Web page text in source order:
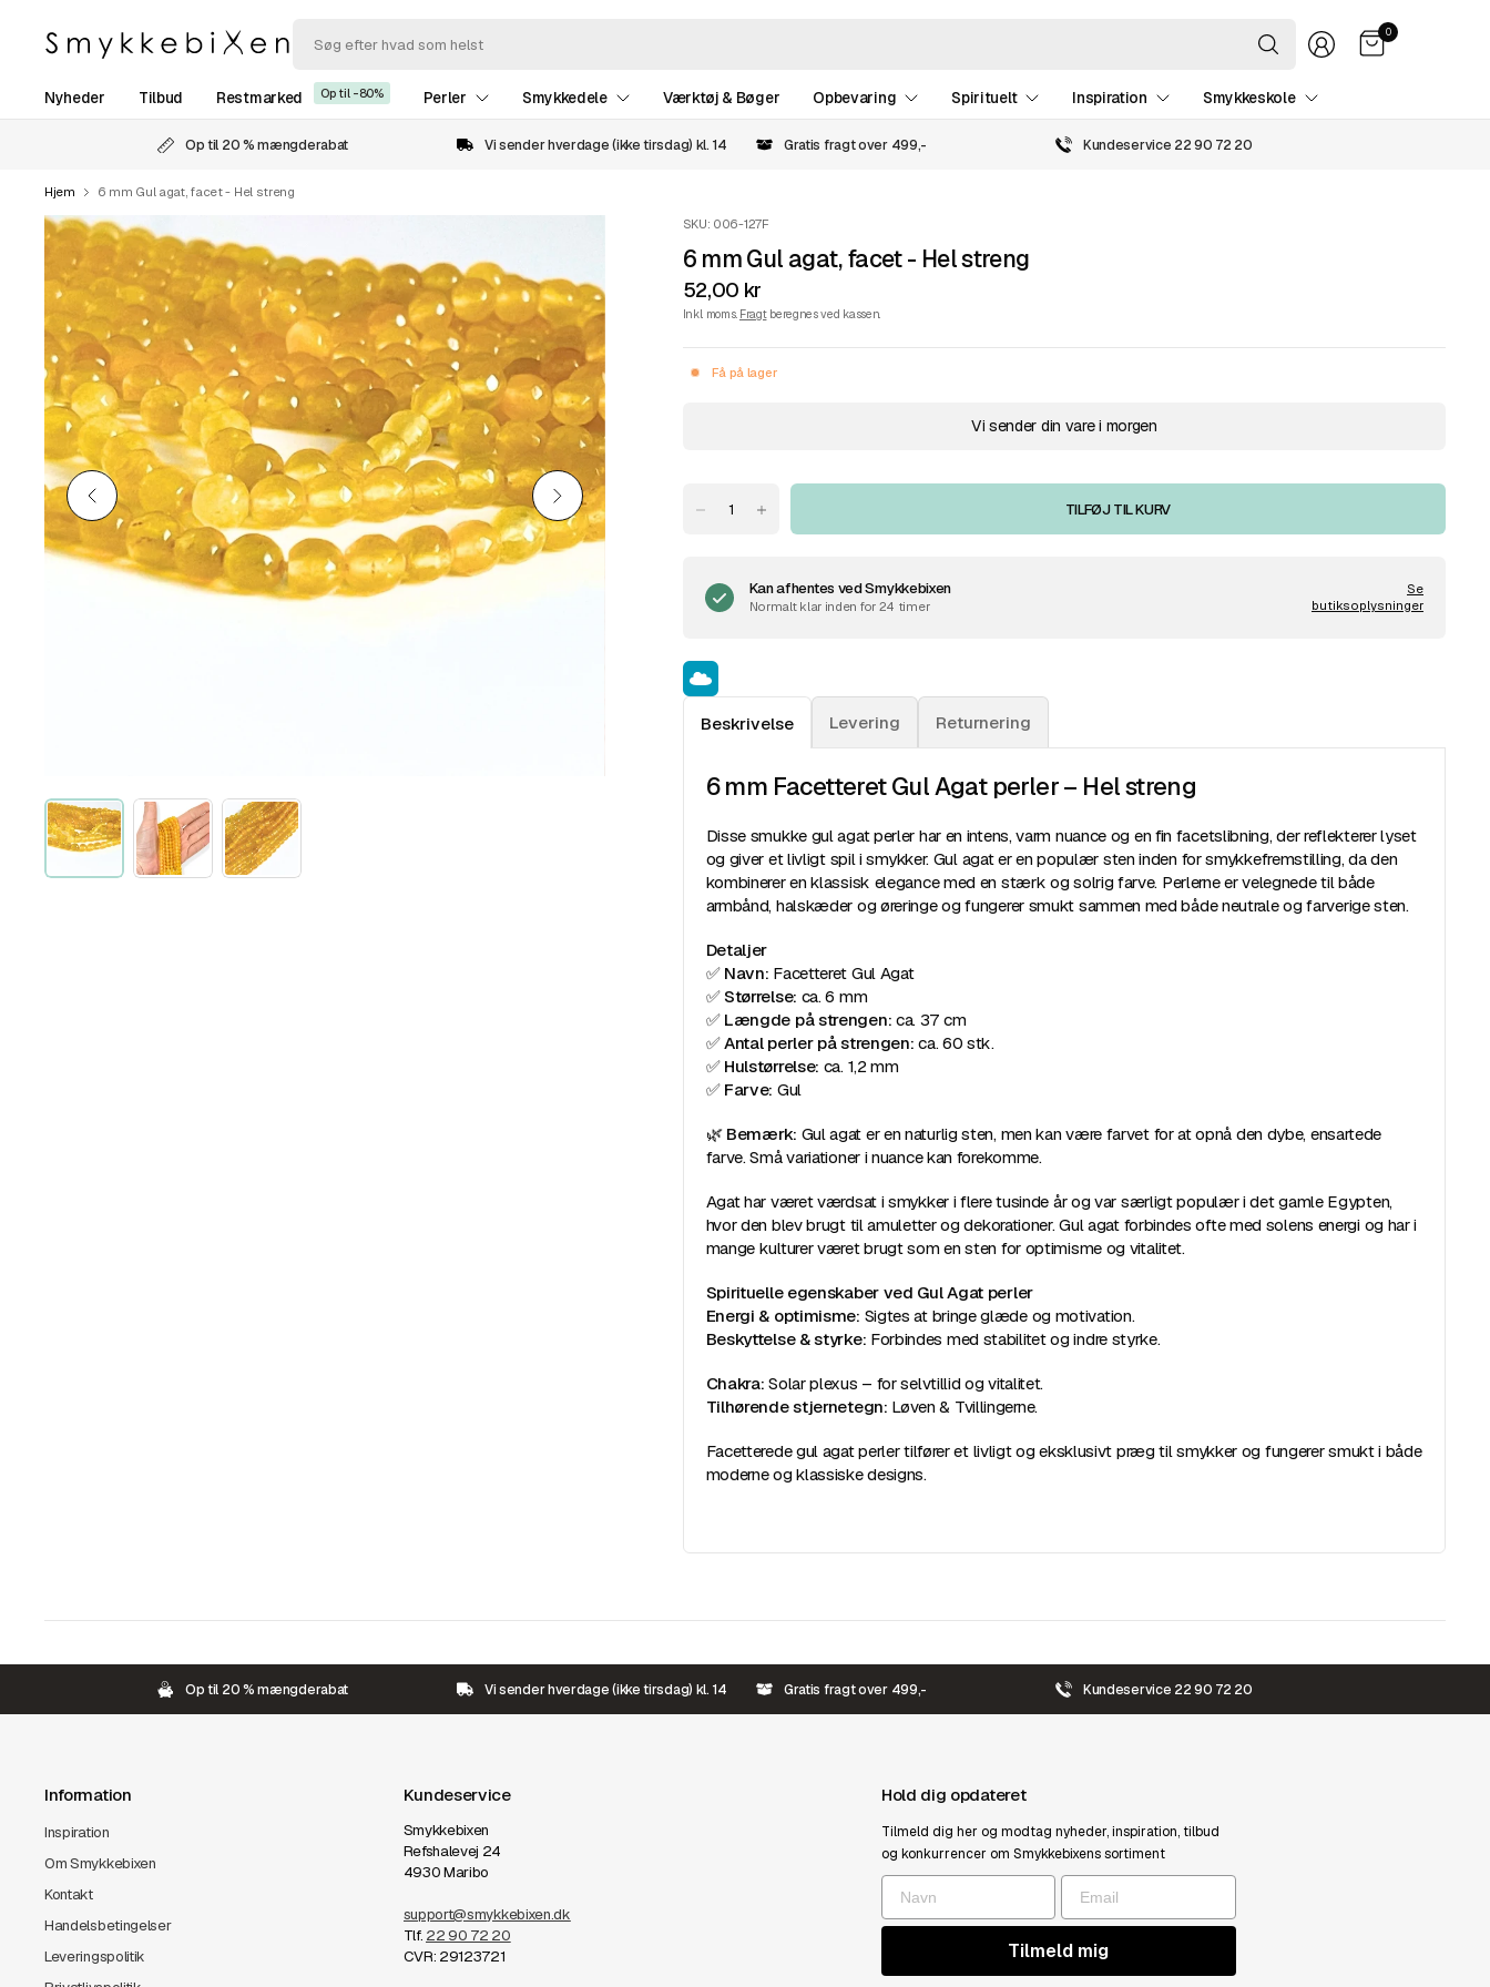
Søg
efter
som
0
Nyheder Tilbud Restmarked Op til -80% Perler Smykkedele Værktøj & Bøger Opbevaring Spirituelt Inspiration Smykkeskole
Op til 20 % mængderabat Vi sender hverdage (ikke tirsdag) kl. 14 Gratis fragt over 499,- Kundeservice 22 90 72 20
Hjem 6 mm Gul agat, facet - Hel streng
SKU: 006-127F
6 mm Gul agat, facet - Hel streng
52,00 kr
Inkl. moms. Fragtberegnes ved kassen.
Få på lager
Vi sender din vare i morgen
TILFØJ TIL KURV
Kan afhentes vedSmykkebixen
Normalt klar inden for 24 timer
Se
butiksoplysninger
Beskrivelse Levering Returnering
6 mm Facetteret Gul Agat perler – Hel streng
Disse smukke gul agat perler har en intens, varm nuance og en fin facetslibning, der reflekterer lyset
og giver et livligt spil i smykker. Gul agat er en populær sten inden for smykkefremstilling, da den
kombinerer en klassisk elegance med en stærk og solrig farve. Perlerne er velegnede til både
armbånd, halskæder og øreringe og fungerer smukt sammen med både neutrale og farverige sten.
Detaljer
✅ Navn: Facetteret Gul Agat
✅ Størrelse: ca. 6 mm
✅ Længde på strengen: ca. 37 cm
✅Antal perler på strengen: ca. 60 stk.
✅ Hulstørrelse: ca. 1,2 mm
✅ Farve: Gul
🌿 Bemærk: Gul agat er en naturlig sten, men kan være farvet for at opnå den dybe, ensartede
farve. Små variationer i nuance kan forekomme.
Agat har været værdsat i smykker i flere tusinde år og var særligt populær i det gamle Egypten,
hvor den blev brugt til amuletter og dekorationer. Gul agat forbindes ofte med solens energi og har i
mange kulturer været brugt som en sten for optimisme og vitalitet.
Spirituelle egenskaber ved Gul Agat perler
Energi & optimisme: Sigtes at bringe glæde og motivation.
Beskyttelse & styrke: Forbindes med stabilitet og indre styrke.
Chakra: Solar plexus – for selvtillid og vitalitet.
Tilhørende stjernetegn: Løven & Tvillingerne.
Facetterede gul agat perler tilfører et livligt og eksklusivt præg til smykker og fungerer smukt i både
moderne og klassiske designs.
Op til 20 % mængderabat Vi sender hverdage (ikke tirsdag) kl. 14 Gratis fragt over 499,- Kundeservice 22 90 72 20
Information
Inspiration
Om Smykkebixen
Kontakt
Handelsbetingelser
Leveringspolitik
Kundeservice
Smykkebixen
Refshalevej 24
4930 Maribo
support@smykkebixen.dk
Tlf. 22 90 72 20
CVR: 29123721
Hold dig opdateret
Tilmeld dig her og modtag nyheder, inspiration, tilbud
og konkurrencer om Smykkebixens sortiment
Tilmeld mig